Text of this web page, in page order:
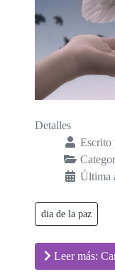
Detalles
Escrito
Última
dia de la paz
Leer más: